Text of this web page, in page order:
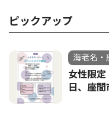
ピックアップ
海老名・
女性限
日、座